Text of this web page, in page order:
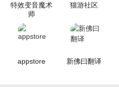
特效变音魔术
师
猫游社区
appstore 新佛曰翻译